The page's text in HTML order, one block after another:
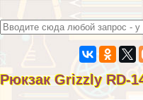
Рюкзак Grizzly RD-